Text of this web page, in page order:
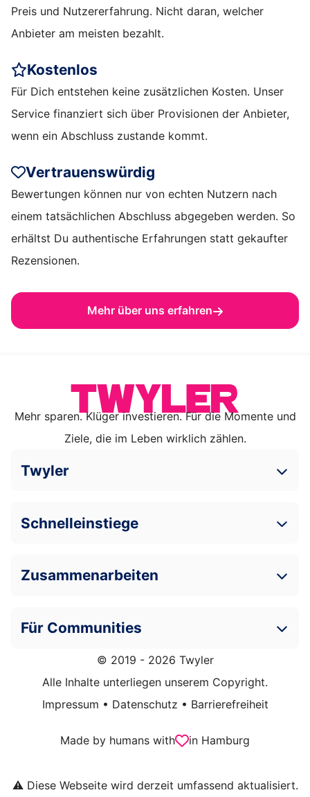
Preis und Nutzererfahrung. Nicht daran, welcher
Anbieter am meisten bezahlt.
Kostenlos
Für Dich entstehen keine zusätzlichen Kosten. Unser
Service finanziert sich über Provisionen der Anbieter,
wenn ein Abschluss zustande kommt.
Vertrauenswürdig
Bewertungen können nur von echten Nutzern nach
einem tatsächlichen Abschluss abgegeben werden. So
erhältst Du authentische Erfahrungen statt gekaufter
Rezensionen.
Mehr über uns erfahren
Mehr sparen. Klüger investieren. Für die Momente und
Ziele, die im Leben wirklich zählen.
Twyler
Schnelleinstiege
Zusammenarbeiten
Für Communities
© 2019 - 2026 Twyler
Alle Inhalte unterliegen unserem Copyright.
Impressum • Datenschutz • Barrierefreiheit
Made by humans with in Hamburg
⚠️ Diese Webseite wird derzeit umfassend aktualisiert.